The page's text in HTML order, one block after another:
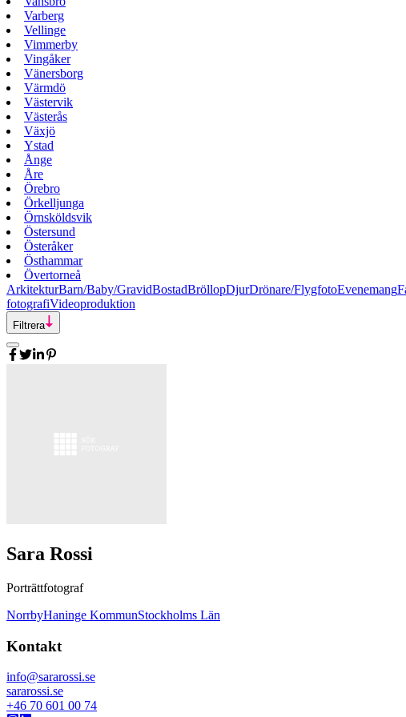
Varberg
Vellinge
Vimmerby
Vingåker
Vänersborg
Värmdö
Västervik
Västerås
Växjö
Ystad
Ånge
Åre
Örebro
Örkelljunga
Örnsköldsvik
Östersund
Österåker
Östhammar
Övertorneå
ArkitekturBarn/Baby/GravidBostadBröllopDjurDrönare/FlygfotoEvenemang
fotografiVideoproduktion
Filtrera
Sara Rossi
Porträttfotograf
NorrbyHaninge KommunStockholms Län
Kontakt
info@sararossi.se
sararossi.se
+46 70 601 00 74